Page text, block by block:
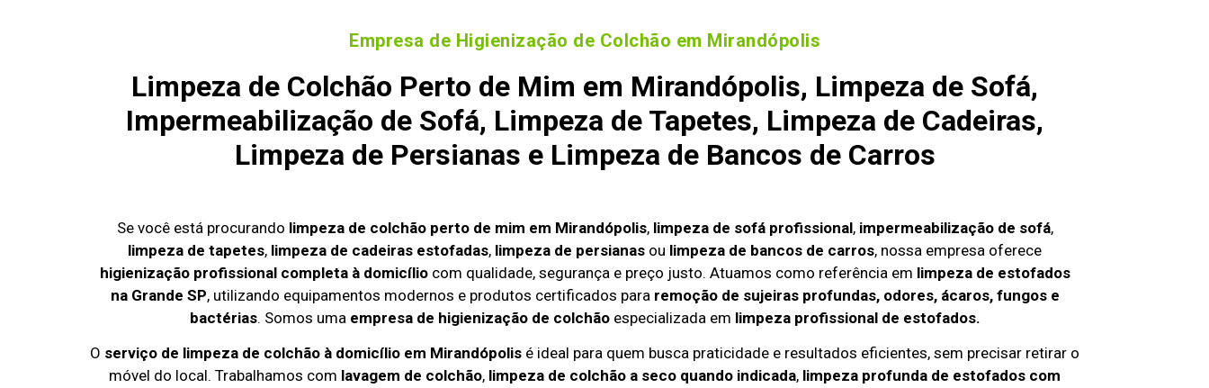
Empresa de Higienização de Colchão em Mirandópolis
Limpeza de Colchão Perto de Mim em Mirandópolis, Limpeza de Sofá,
Impermeabilização de Sofá, Limpeza de Tapetes, Limpeza de Cadeiras,
Limpeza de Persianas e Limpeza de Bancos de Carros
Se você está procurando limpeza de colchão perto de mim em Mirandópolis, limpeza de sofá profissional, impermeabilização de sofá,
limpeza de tapetes, limpeza de cadeiras estofadas, limpeza de persianas ou limpeza de bancos de carros, nossa empresa oferece
higienização profissional completa à domicíliocom qualidade, segurança e preço justo. Atuamos como referência em limpeza de estofados
na Grande SP, utilizando equipamentos modernos e produtos certificados para remoção de sujeiras profundas, odores, ácaros, fungos e
bactérias. Somos uma empresa de higienização de colchãoespecializada em limpeza profissional de estofados.
O serviço de limpeza de colchão à domicílio em Mirandópolis é ideal para quem busca praticidade e resultados eficientes, sem precisar retirar o
móvel do local. Trabalhamos com lavagem de colchão, limpeza de colchão a seco quando indicada, limpeza profunda de estofados com